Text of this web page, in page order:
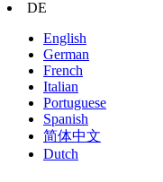
DE
English
German
French
Italian
Portuguese
Spanish
简体中文
Dutch